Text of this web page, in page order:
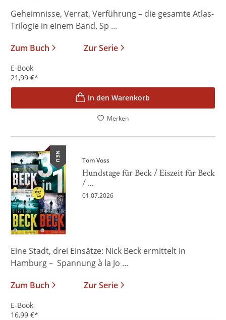
Geheimnisse, Verrat, Verführung – die gesamte Atlas-
Trilogie in einem Band. Sp ...
Zum Buch
Zur Serie
E-Book
21,99 €*
In den Warenkorb
Merken
NEU Tom Voss
Hundstage für Beck / Eiszeit für Beck
/ ...
01.07.2026
Eine Stadt, drei Einsätze: Nick Beck ermittelt in
Hamburg – Spannung à la Jo ...
Zum Buch
Zur Serie
E-Book
16,99 €*